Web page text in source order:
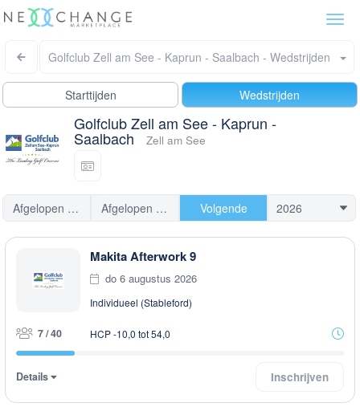
Golfclub Zell am See - Kaprun - Saalbach - Wedstrijden
Starttijden Wedstrijden
Golfclub Zell am See - Kaprun -
Saalbach Zell am See
Afgelopen 7 dagen Afgelopen 30 dagen Volgende
Makita Afterwork 9
do 6 augustus 2026
Individueel (Stableford)
7 / 40 HCP -10,0 tot 54,0
Details Inschrijven